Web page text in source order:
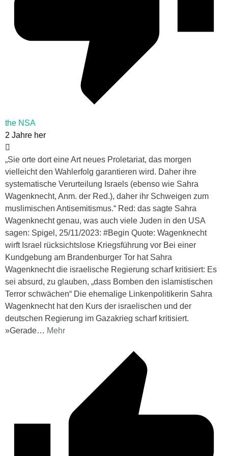
the NSA
2 Jahre her
„Sie orte dort eine Art neues Proletariat, das morgen
vielleicht den Wahlerfolg garantieren wird. Daher ihre
systematische Verurteilung Israels (ebenso wie Sahra
Wagenknecht, Anm. der Red.), daher ihr Schweigen zum
muslimischen Antisemitismus.“ Red: das sagte Sahra
Wagenknecht genau, was auch viele Juden in den USA
sagen: Spigel, 25/11/2023: #Begin Quote: Wagenknecht
wirft Israel rücksichtslose Kriegsführung vor Bei einer
Kundgebung am Brandenburger Tor hat Sahra
Wagenknecht die israelische Regierung scharf kritisiert: Es
sei absurd, zu glauben, „dass Bomben den islamistischen
Terror schwächen“ Die ehemalige Linkenpolitikerin Sahra
Wagenknecht hat den Kurs der israelischen und der
deutschen Regierung im Gazakrieg scharf kritisiert.
»Gerade… Mehr